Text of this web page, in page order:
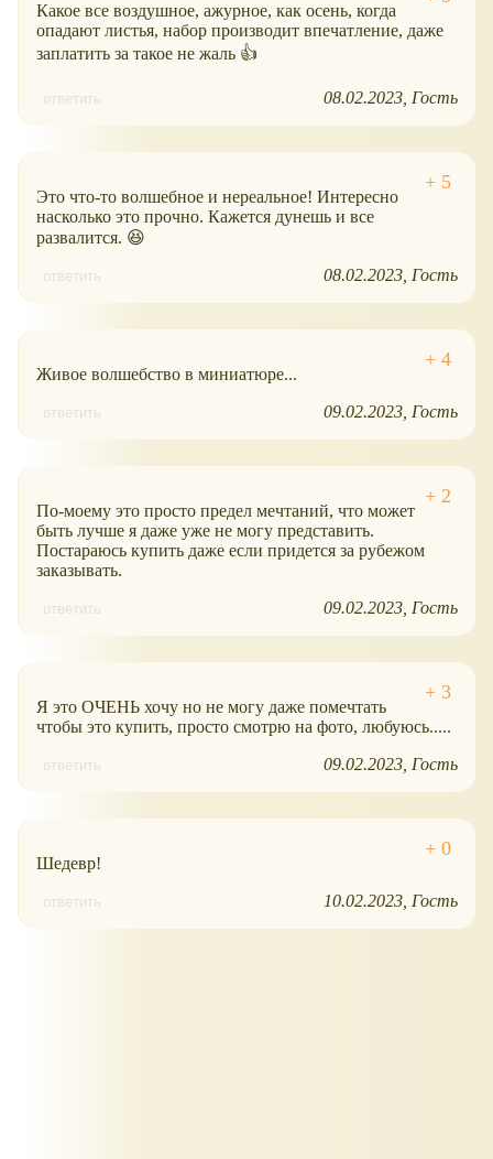
Какое все воздушное, ажурное, как осень, когда
опадают листья, набор производит впечатление, даже
заплатить за такое не жаль 👍
ответить 08.02.2023 Гость
Это что-то волшебное и нереальное! Интересно
насколько это прочно. Кажется дунешь и все
развалится. 😆
ответить 08.02.2023 Гость
Живое волшебство в миниатюре...
ответить 09.02.2023 Гость
По-моему это просто предел мечтаний, что может
быть лучше я даже уже не могу представить.
Постараюсь купить даже если придется за рубежом
заказывать.
ответить 09.02.2023 Гость
Я это ОЧЕНЬ хочу но не могу даже помечтать
чтобы это купить, просто смотрю на фото, любуюсь.....
ответить 09.02.2023 Гость
Шедевр!
ответить 10.02.2023 Гость